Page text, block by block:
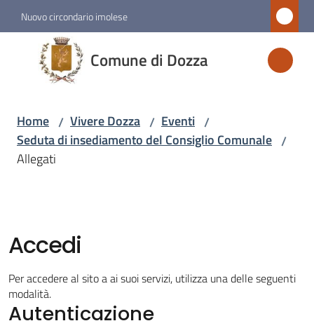
Vai al contenuto
Vai alla navigazione
Vai al footer
Nuovo circondario imolese
Comune di Dozza
Comune
di
Dozza
Amministrazione
Vivere
Dozza
Menu selezionato
Home / Vivere Dozza / Eventi /
Seduta di insediamento del Consiglio Comunale /
Allegati
Accedi
Per accedere al sito a ai suoi servizi, utilizza una delle seguenti
modalità.
Autenticazione